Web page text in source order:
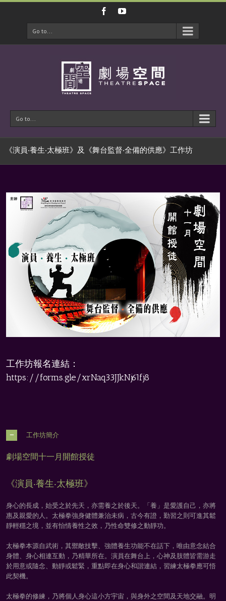
Go to...
Go to...
《演員‧養生‧太極班》及《舞台監督‧全備的供應》工作坊
工作坊報名連結：
https://forms.gle/xrNaq33JJkNj61fj8
工作坊簡介
劇場空間十一月開館授徒
《演員‧養生‧太極班》
身心的長成，始受之於先天，亦需養之於後天。「養」是愛護自己，亦將
惠及親愛的人。太極拳強身健體兼治未病，古今有證，勤習之則可進其鬆
靜輕穩之境，並有怡情養性之效，乃性命雙修之動靜功。
太極拳本源自武術，其禦敵技擊、強體養生功能不在話下，唯由意念結合
身體、身心相連互動，乃精華所在。演員在舞台上，心神及肢體皆需游走
於用意或隨念、動靜或鬆緊，重點即在身心和諧連結，習練太極拳應可悟
此契機。
太極拳的修練，乃將個人身心這小方宇宙，與身外之空間及天地交融。明